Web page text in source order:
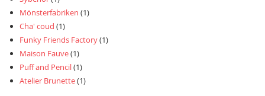
Mönsterfabriken (1)
Cha' coud (1)
Funky Friends Factory(1)
Maison Fauve(1)
Puff and Pencil(1)
Atelier Brunette(1)